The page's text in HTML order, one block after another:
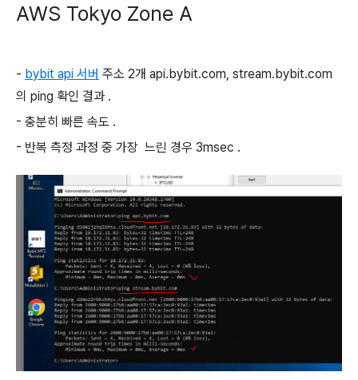
AWS Tokyo Zone A
- bybit api 서버 주소 2개 api.bybit.com, stream.bybit.com
의 ping 확인 결과 .
- 충분히 빠른 속도 .
- 반복 측정 과정 중 가장 느린 경우 3msec .